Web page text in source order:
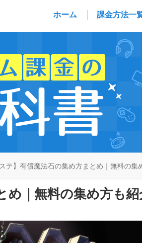
ホーム 課金方法一
ステ】有償魔法石の集め方まとめ｜無料の集
め｜無料の集め方も紹